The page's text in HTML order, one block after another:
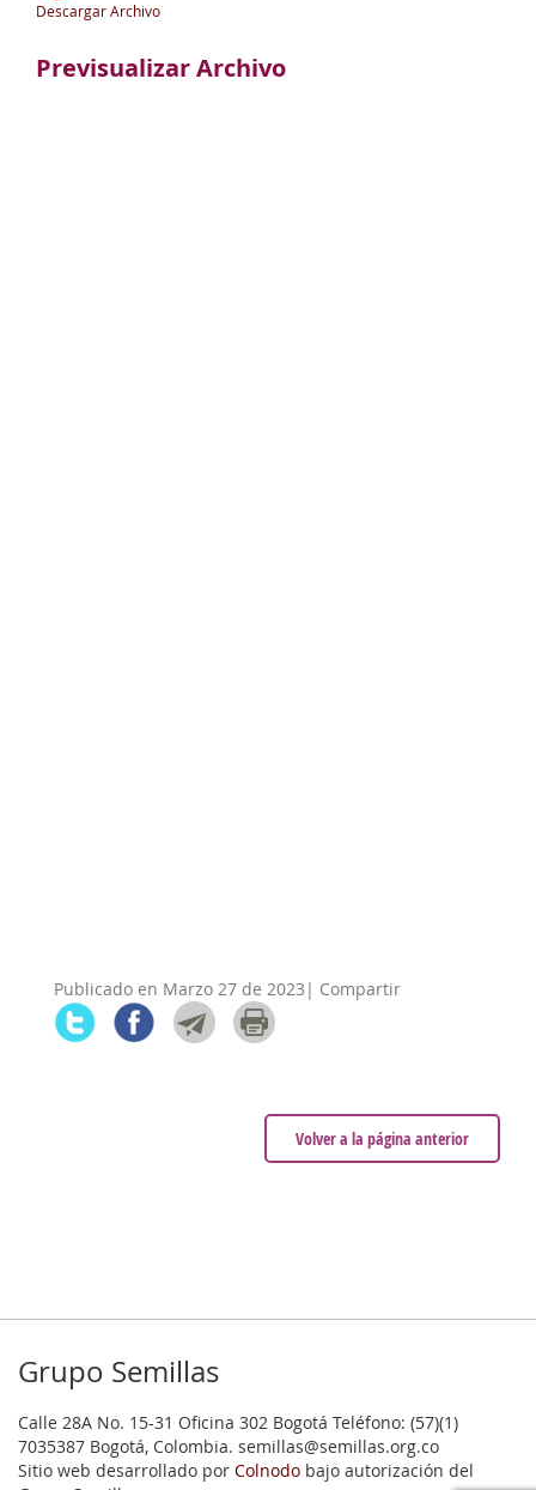
Descargar Archivo
Previsualizar Archivo
Publicado en Marzo 27 de 2023| Compartir
Volver a la página anterior
Grupo Semillas
Calle 28A No. 15-31 Oficina 302 Bogotá Teléfono: (57)(1)
7035387 Bogotá, Colombia. semillas@semillas.org.co
Sitio web desarrollado por Colnodo bajo autorización del